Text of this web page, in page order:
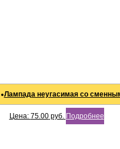
Лампада неугасимая со
Цена: 75.00руб. Подробнее